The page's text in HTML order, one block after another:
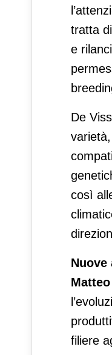
tratta
e
De
così
filiere